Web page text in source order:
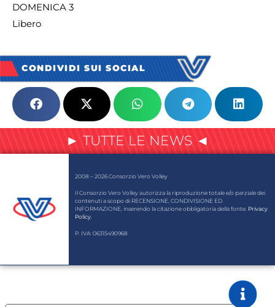
DOMENICA 3
Libero
CONDIVIDI SUI SOCIAL
► TUTTE LE NEWS ◄
2008 – 2026 Consorzio Vero Volley
Il Consorzio Vero Volley autorizza la riproduzione totale e/o parziale dei
contenuti a scopo di RECENSIONE, CONDIVISIONE ED
INFORMAZIONE, inserendo la citazione obbligatoria della fonte. Privacy
Policy
P. IVA: 06315490968